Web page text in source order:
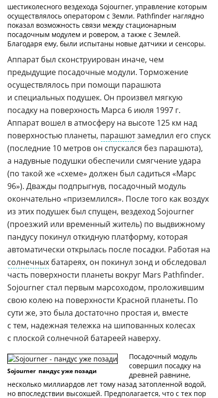
шестиколесного вездехода Sojourner, управление которым
осуществлялось оператором с Земли. Pathfinder наглядно
показал возможность связи между стационарным
посадочным модулем и ровером, а также с Землей.
Благодаря ему, были испытаны новые датчики и сенсоры.
Аппарат был сконструирован иначе, чем
предыдущие посадочные модули. Торможение
осуществлялось при помощи парашюта
и специальных подушек. Он произвел мягкую
посадку на поверхность Марса 6 июля 1997 г.
Аппарат вошел в атмосферу на высоте 125 км над
поверхностью планеты, парашютзамедлил его спуск
(последние 10 метров он спускался без парашюта),
а надувные подушки обеспечили смягчение удара
(по такой же «схеме» должен был садиться «Марс
96»). Дважды подпрыгнув, посадочный модуль
окончательно «приземлился». После того как воздух
из этих подушек был спущен, вездеход Sojourner
(проезжий или временный житель) по выдвижному
пандусу покинул откидную платформу, которая
автоматически открылась после посадки. Работая на
солнечных батареях, он покинул зонд и обследовал
часть поверхности планеты вокруг Mars Pathfinder.
Sojourner стал первым марсоходом, проложившим
свою колею на поверхности Красной планеты. По
сути же, это была достаточно простая и, вместе
с тем, надежная тележка на шипованных колесах
с плоской солнечной батареей наверху.
Sojourner  пандус уже позади
Посадочный модуль
совершил посадку на
древней равнине,
несколько миллиардов лет тому назад затопленной водой,
но впоследствии высохшей. Предполагается, что с тех пор